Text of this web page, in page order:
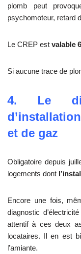
plomb peut
psychomoteur, retard
Le CREP est valable
Si aucune trace de
4. Le
et de gaz
Obligatoire depuis
logements dont
Encore une fois,
diagnostic
attentif à ces deux
locataires. Il en est
l’amiante.